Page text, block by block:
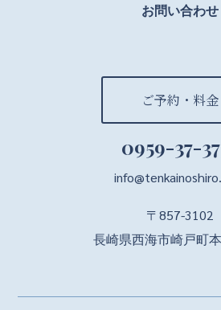
お問い合わせ
ご予約・料金
0959-37-
〒857-3102
長崎県西海市崎戸町